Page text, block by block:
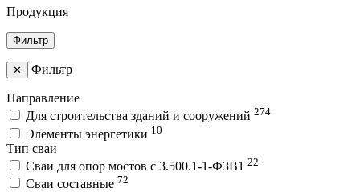
Продукция
Фильтр
✕ Фильтр
Направление
Для строительства зданий и сооружений 274
Элементы энергетики 10
Тип сваи
Сваи для опор мостов с 3.500.1-1-Ф3В1 22
Сваи составные 72